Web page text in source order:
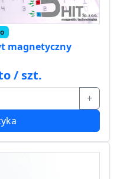
magnetyczny
/ szt.
+